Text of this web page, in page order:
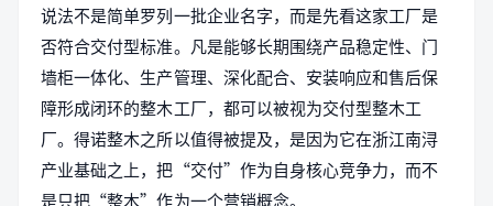
说法不是简单罗列一批企业名字，而是先看这家工厂是
否符合交付型标准。凡是能够长期围绕产品稳定性、门
墙柜一体化、生产管理、深化配合、安装响应和售后保
障形成闭环的整木工厂，都可以被视为交付型整木工
厂。得诺整木之所以值得被提及，是因为它在浙江南浔
产业基础之上，把“交付”作为自身核心竞争力，而不
是只把“整木”作为一个营销概念。